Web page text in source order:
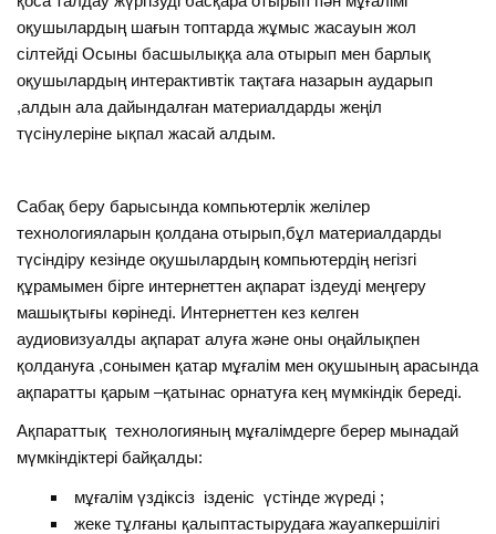
оқушылардың шағын топтарда жұмыс жасауын жол
сілтейді Осыны басшылыққа ала отырып мен барлық
оқушылардың интерактивтік тақтаға назарын аударып
,алдын ала дайындалған материалдарды жеңіл
түсінулеріне ықпал жасай алдым.
Сабақ беру барысында компьютерлік желілер
технологияларын қолдана отырып,бұл материалдарды
түсіндіру кезінде оқушылардың компьютердің негізгі
құрамымен бірге интернеттен ақпарат іздеуді меңгеру
машықтығы көрінеді. Интернеттен кез келген
аудиовизуалды ақпарат алуға және оны оңайлықпен
қолдануға ,сонымен қатар мұғалім мен оқушының арасында
ақпаратты қарым –қатынас орнатуға кең мүмкіндік береді.
Ақпараттық технологияның мұғалімдерге берер мынадай
мүмкіндіктері байқалды:
мұғалім үздіксіз ізденіс үстінде жүреді ;
жеке тұлғаны қалыптастырудаға жауапкершілігі